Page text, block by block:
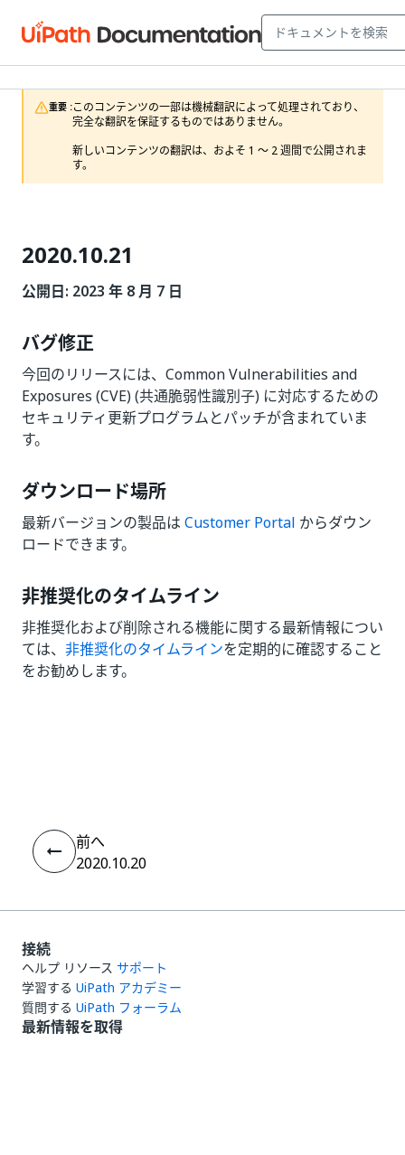
重要 :このコンテンツの一部は機械翻訳によって処理されており、
完全な翻訳を保証するものではありません。
新しいコンテンツの翻訳は、およそ 1 ～ 2 週間で公開されま
す。
2020.10.21
公開日: 2023 年 8 月 7 日
バグ修正
今回のリリースには、Common Vulnerabilities and
Exposures (CVE) (共通脆弱性識別子) に対応するための
セキュリティ更新プログラムとパッチが含まれていま
す。
ダウンロード場所
最新バージョンの製品は Customer Portal からダウン
ロードできます。
非推奨化のタイムライン
非推奨化および削除される機能に関する最新情報につい
ては、 非推奨化のタイムラインを定期的に確認すること
をお勧めします。
前へ
2020.10.20
接続
ヘルプ リソース サポート
学習する UiPath アカデミー
質問する UiPath フォーラム
最新情報を取得